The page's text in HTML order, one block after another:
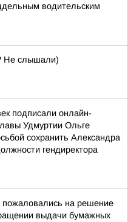
водительским
Не слышали)
подписали онлайн-
Удмуртии Ольге
сохранить Александра
гендиректора
на решение
выдачи бумажных